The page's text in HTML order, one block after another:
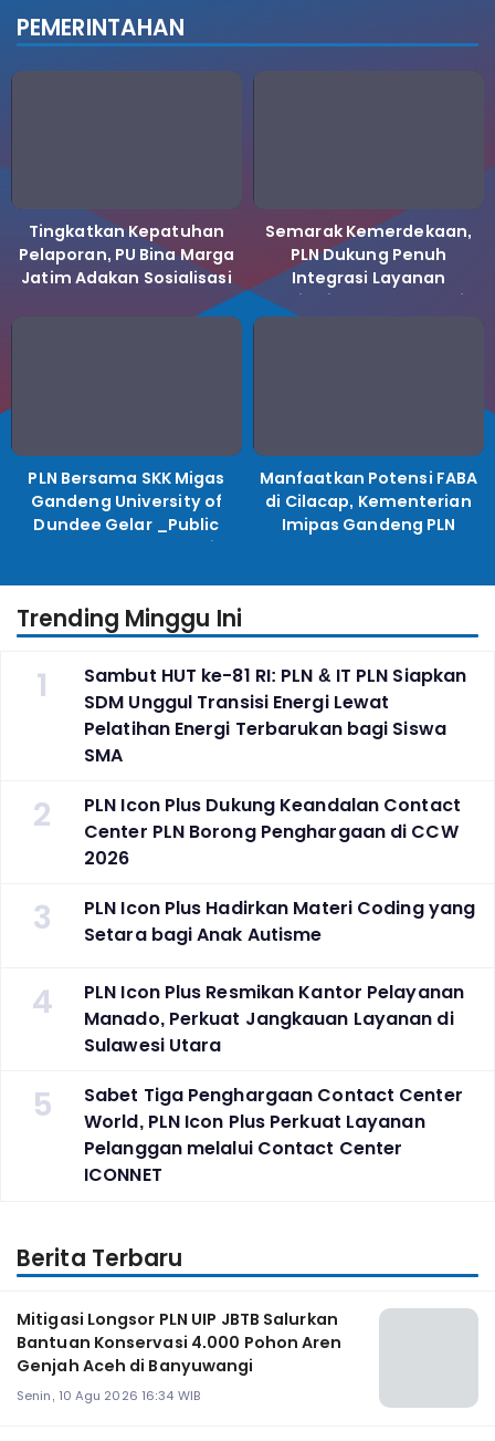
PEMERINTAHAN
Tingkatkan Kepatuhan
Pelaporan, PU Bina Marga
Jatim Adakan Sosialisasi
Semarak Kemerdekaan,
PLN Dukung Penuh
Integrasi Layanan
Kelistrikan ke Koperasi
PLN Bersama SKK Migas
Gandeng University of
Dundee Gelar _Public
Lecture_, Kolaborasi
Manfaatkan Potensi FABA
di Cilacap, Kementerian
Imipas Gandeng PLN
Trending Minggu Ini
1
Sambut HUT ke-81 RI: PLN & IT PLN Siapkan
SDM Unggul Transisi Energi Lewat
Pelatihan Energi Terbarukan bagi Siswa
SMA
2
PLN Icon Plus Dukung Keandalan Contact
Center PLN Borong Penghargaan di CCW
2026
3
PLN Icon Plus Hadirkan Materi Coding yang
Setara bagi Anak Autisme
4
PLN Icon Plus Resmikan Kantor Pelayanan
Manado, Perkuat Jangkauan Layanan di
Sulawesi Utara
5
Sabet Tiga Penghargaan Contact Center
World, PLN Icon Plus Perkuat Layanan
Pelanggan melalui Contact Center
ICONNET
Berita Terbaru
Mitigasi Longsor PLN UIP JBTB Salurkan
Bantuan Konservasi 4.000 Pohon Aren
Genjah Aceh di Banyuwangi
Senin, 10 Agu 2026 16:34 WIB